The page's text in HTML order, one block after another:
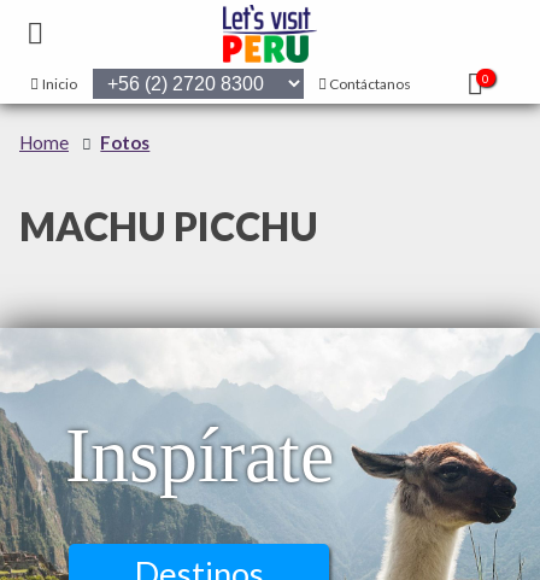
Inicio Contáctanos 0
Home Fotos
MACHU PICCHU
Inspírate